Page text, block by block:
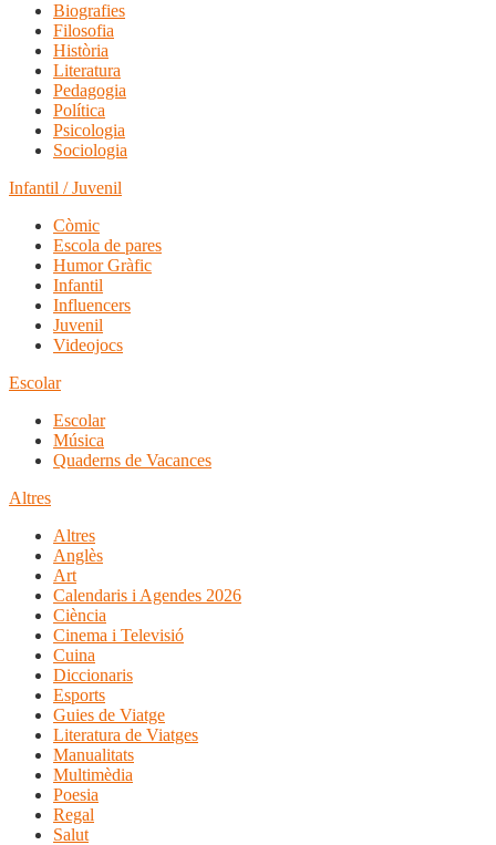
Biografies
Filosofia
Història
Literatura
Pedagogia
Política
Psicologia
Sociologia
Infantil / Juvenil
Còmic
Escola de pares
Humor Gràfic
Infantil
Influencers
Juvenil
Videojocs
Escolar
Escolar
Música
Quaderns de Vacances
Altres
Altres
Anglès
Art
Calendaris i Agendes 2026
Ciència
Cinema i Televisió
Cuina
Diccionaris
Esports
Guies de Viatge
Literatura de Viatges
Manualitats
Multimèdia
Poesia
Regal
Salut